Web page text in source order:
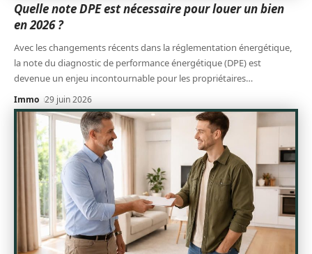
Quelle note DPE est nécessaire pour louer un bien
en 2026 ?
Avec les changements récents dans la réglementation énergétique,
la note du diagnostic de performance énergétique (DPE) est
devenue un enjeu incontournable pour les propriétaires…
Immo 29 juin 2026